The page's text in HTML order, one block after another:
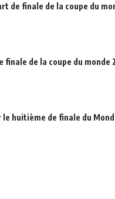
de finale de la coupe du
finale de la coupe du monde
huitième de finale du